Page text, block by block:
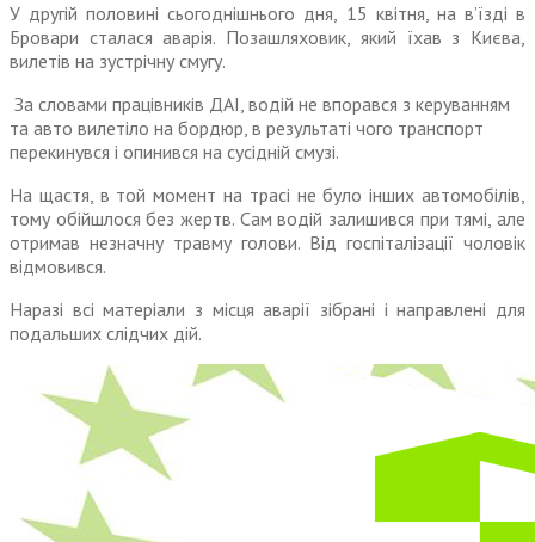
У другій половині сьогоднішнього дня, 15 квітня, на в’їзді в
Бровари сталася аварія. Позашляховик, який їхав з Києва,
вилетів на зустрічну смугу.
За словами працівників ДАІ, водій не впорався з керуванням
та авто вилетіло на бордюр, в результаті чого транспорт
перекинувся і опинився на сусідній смузі.
На щастя, в той момент на трасі не було інших автомобілів,
тому обійшлося без жертв. Сам водій залишився при тямі, але
отримав незначну травму голови. Від госпіталізації чоловік
відмовився.
Наразі всі матеріали з місця аварії зібрані і направлені для
подальших слідчих дій.